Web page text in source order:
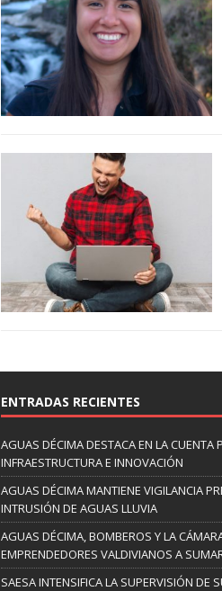
ENTRADAS RECIENTES
AGUAS DÉCIMA DESTACA EN LA CUENTA
INFRAESTRUCTURA E INNOVACIÓN
AGUAS DÉCIMA MANTIENE VIGILANCIA
INTRUSIÓN DE AGUAS LLUVIA
AGUAS DÉCIMA, BOMBEROS Y LA
EMPRENDEDORES VALDIVIANOS A
SAESA INTENSIFICA LA SUPERVISIÓN DE